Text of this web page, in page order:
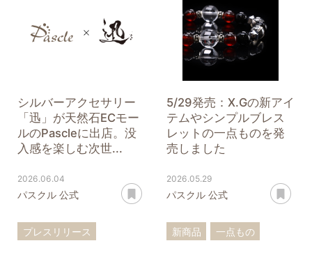
ラブラドライト
十勝石
翡翠
シルバーアクセサリー
「迅」が天然石ECモー
ルのPascleに出店。没
入感を楽しむ次世...
2026.06.04
パスクル 公式
あとで読む
プレスリリース
5/29発売：X.Gの新アイ
テムやシンプルブレス
レットの一点ものを発
売しました
2026.05.29
パスクル 公式
新商品
一点もの